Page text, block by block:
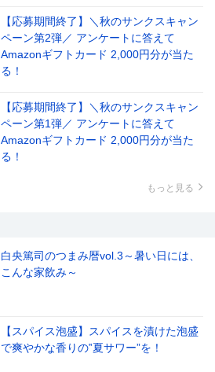
【応募期間終了】＼秋のサンクスキャン
ペーン第2弾／ アンケートに答えて
Amazonギフトカード 2,000円分が当た
る！
【応募期間終了】＼秋のサンクスキャン
ペーン第1弾／ アンケートに答えて
Amazonギフトカード 2,000円分が当た
る！
もっと見る
白央篤司のつまみ暦vol.3～暑い日には、
こんな家飲み～
【スパイス泡盛】スパイスを漬けた泡盛
で爽やかな香りの‟夏サワー”を！